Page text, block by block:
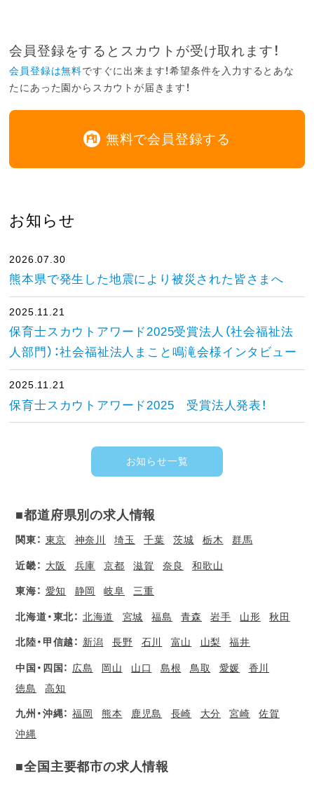
会員登録をするとスカウトが受け取れます！
会員登録は無料ですぐに出来ます！希望条件を入力するとあな
たにあった園からスカウトが届きます！
無料で会員登録する
お知らせ
2026.07.30
熊本県で発生した地震により被災された皆さまへ
2025.11.21
保育士スカウトアワード2025受賞法人（社会福祉法
人部門）：社会福祉法人まこと鳴滝会様インタビュー
2025.11.21
保育士スカウトアワード2025 受賞法人発表！
お知らせ一覧
■都道府県別の求人情報
関東： 東京 神奈川 埼玉 千葉 茨城 栃木 群馬
近畿： 大阪 兵庫 京都 滋賀 奈良 和歌山
東海： 愛知 静岡 岐阜 三重
北海道・東北： 北海道 宮城 福島 青森 岩手 山形 秋田
北陸・甲信越： 新潟 長野 石川 富山 山梨 福井
中国・四国： 広島 岡山 山口 島根 鳥取 愛媛
香川
徳島
高知
九州・沖縄： 福岡 熊本 鹿児島 長崎 大分 宮崎
佐賀
沖縄
■全国主要都市の求人情報